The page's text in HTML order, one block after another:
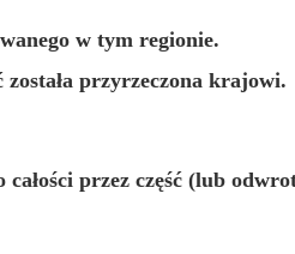
w tym regionie.
przyrzeczona krajowi.
przez część (lub